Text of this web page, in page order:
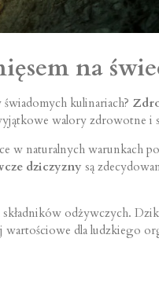
na
kulinariach?
walory zdrowotne i
naturalnych warunkach
dziczyzny są
odżywczych.
wartościowe dla ludzkiego